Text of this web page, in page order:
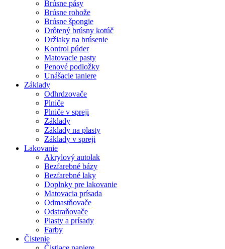
Brúsne pásy
Brúsne rohože
Brúsne špongie
Drôtený brúsny kotúč
Držiaky na brúsenie
Kontrol púder
Matovacie pasty
Penové podložky
Unášacie taniere
Základy
Odhrdzovače
Plniče
Plniče v spreji
Základy
Základy na plasty
Základy v spreji
Lakovanie
Akrylový autolak
Bezfarebné bázy
Bezfarebné laky
Doplnky pre lakovanie
Matovacia prísada
Odmastňovače
Odstraňovače
Plasty a prísady
Farby
Čistenie